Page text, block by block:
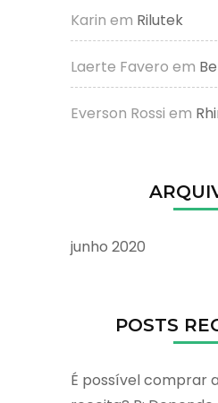
Karin em Rilutek
Laerte Favero em
Everson Rossi em
junho 2020
POSTS
É possível comprar